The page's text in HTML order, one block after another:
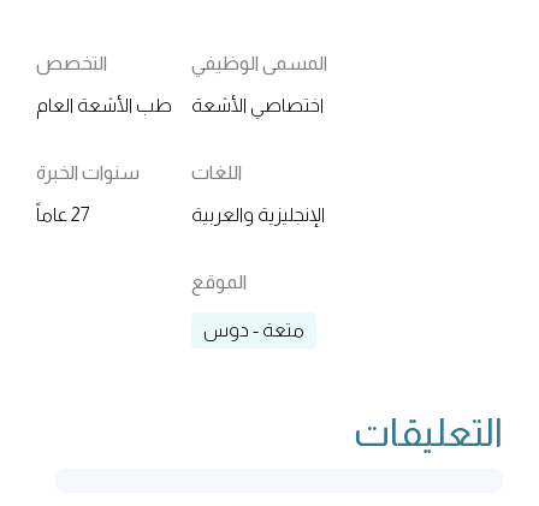
المسمى الوظيفي
اختصاصي الأشعة
التخصص
طب الأشعة العام
اللغات
الإنجليزية والعربية
سنوات الخبرة
27 عاماً
الموقع
متعة - دوس
التعليقات